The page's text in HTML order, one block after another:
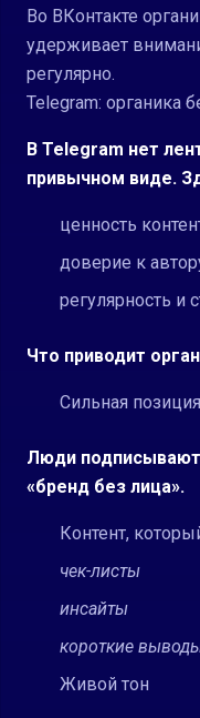
Во ВКонтакте
удерживает
регулярно.
Telegram: органика
В Telegram нет
привычном виде.
ценность
доверие к
регулярность и
Что приводит
Сильная
Люди
«бренд без лица».
Контент,
чек-листы
инсайты
короткие
Живой тон